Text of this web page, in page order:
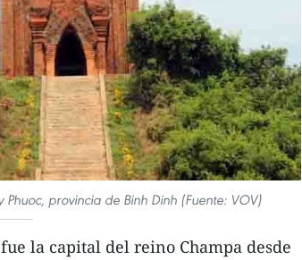
provincia de Binh Dinh (Fuente: VOV)
la capital del reino Champa desde